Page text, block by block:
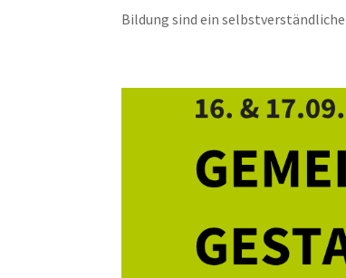
Bildung sind ein